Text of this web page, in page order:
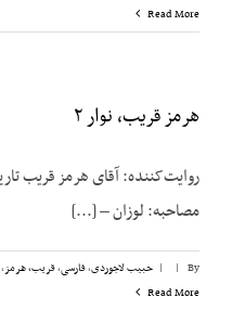
Read More
هرمز قریب، نوار ۲
مصاحبه: لوزان – [...]
By
|
| حبیب لاجوردی,فارسی,قریب، هرمز,
Read More